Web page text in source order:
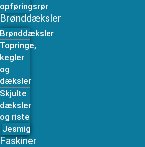
opføringsrør
Brønddæksler
Brønddæksler
Topringe,
kegler
og
dæksler
Skjulte
dæksler
og riste
Jesmig
Faskiner